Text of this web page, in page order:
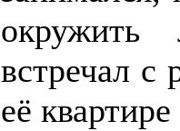
встречал с
её